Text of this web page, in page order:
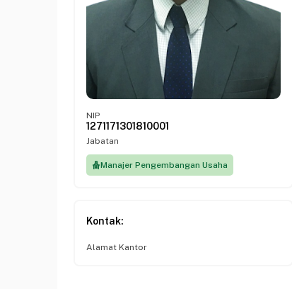
NIP
1271171301810001
Jabatan
Manajer Pengembangan Usaha
Kontak:
Alamat Kantor